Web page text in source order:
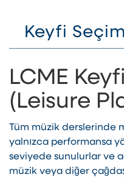
Keyfi
LCME
(Leisure
Tüm müzik derslerinde
yalnızca performansa
seviyede sunulurlar ve
müzik veya diğer